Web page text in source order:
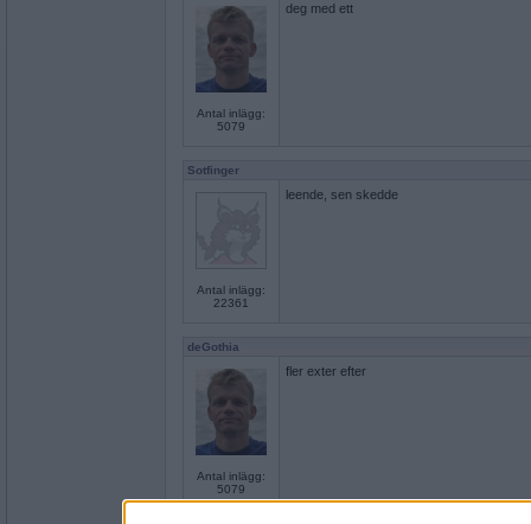
Antal inlägg:
5079
deg med ett
Sotfinger
Antal inlägg:
22361
leende, sen skedde
deGothia
Antal inlägg:
5079
fler exter efter